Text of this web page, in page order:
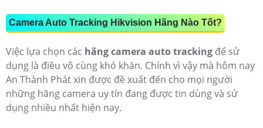
Camera Auto Tracking Hikvision Hãng Nào Tốt?
Việc lựa chọn các hãng camera auto tracking để sử
dụng là điều vô cùng khó khăn. Chính vì vậy mà hôm nay
An Thành Phát xin được đề xuất đến cho mọi người
những hãng camera uy tín đang được tin dùng và sử
dụng nhiều nhất hiện nay.